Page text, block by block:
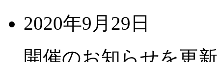
2020年9月29日
開催のお知らせを更